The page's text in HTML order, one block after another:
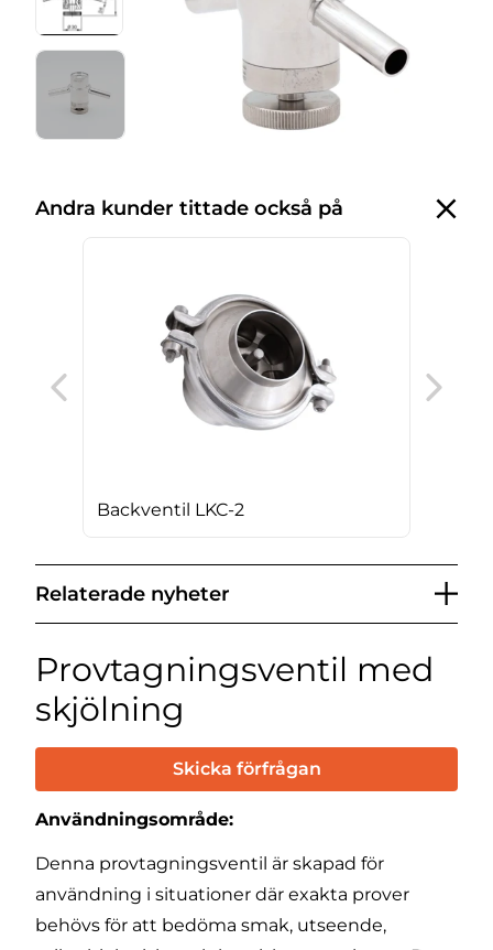
Andra kunder tittade också på
Backventil LKC-2
Relaterade nyheter
Provtagningsventil med
skjölning
Skicka förfrågan
Användningsområde:
Denna provtagningsventil är skapad för
användning i situationer där exakta prover
behövs för att bedöma smak, utseende,